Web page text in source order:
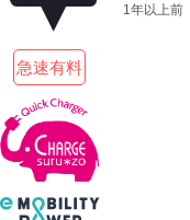
急速有料
1年以上前